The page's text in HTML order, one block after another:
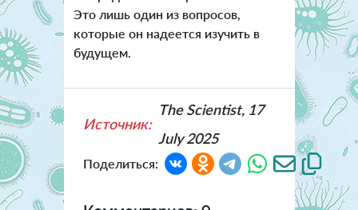
Это лишь один из вопросов,
которые он надеется изучить в
будущем.
Источник:
The Scientist, 17
July 2025
Поделиться: